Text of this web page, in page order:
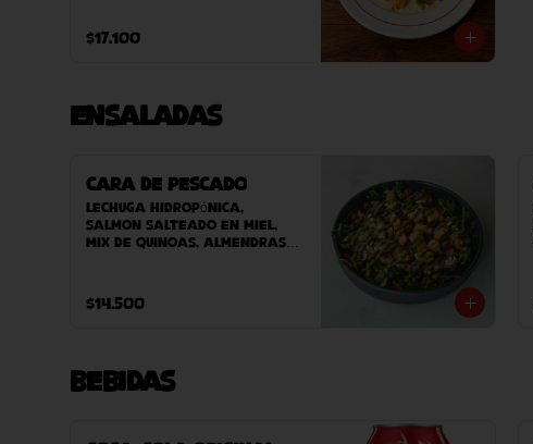
camote asado y clorofila
de perejil. terminado con
$17.100
Ensaladas
Cara de Pescado
Lechuga hidropónica,
salmon salteado en miel,
mix de quinoas, almendras,
$14.500
Bebidas